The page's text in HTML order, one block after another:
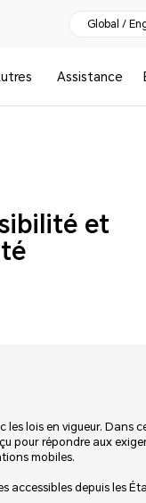
Global /
Assistance
et
les lois en vigueur. Dans
pour répondre aux
mobiles.
accessibles depuis les